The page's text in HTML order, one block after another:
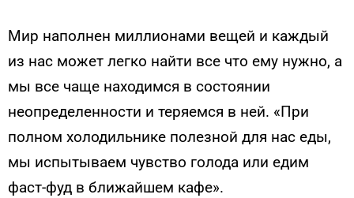
Мир наполнен миллионами вещей и каждый
из нас может легко найти все что ему нужно, а
мы все чаще находимся в состоянии
неопределенности и теряемся в ней. «При
полном холодильнике полезной для нас еды,
мы испытываем чувство голода или едим
фаст-фуд в ближайшем кафе».